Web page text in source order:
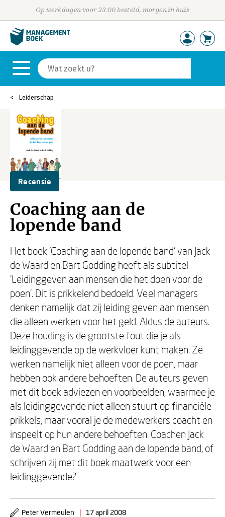
Op werkdagen voor 23:00 besteld, morgen in huis
Leiderschap
Recensie
Coaching aan de
lopende band
Het boek 'Coaching aan de lopende band' van Jack
de Waard en Bart Godding heeft als subtitel
'Leidinggeven aan mensen die het doen voor de
poen'. Dit is prikkelend bedoeld. Veel managers
denken namelijk dat zij leiding geven aan mensen
die alleen werken voor het geld. Aldus de auteurs.
Deze houding is de grootste fout die je als
leidinggevende op de werkvloer kunt maken. Ze
werken namelijk niet alleen voor de poen, maar
hebben ook andere behoeften. De auteurs geven
met dit boek adviezen en voorbeelden, waarmee je
als leidinggevende niet alleen stuurt op financiële
prikkels, maar vooral je de medewerkers coacht en
inspeelt op hun andere behoeften. Coachen Jack
de Waard en Bart Godding aan de lopende band, of
schrijven zij met dit boek maatwerk voor een
leidinggevende?
Peter Vermeulen | 17 april 2008